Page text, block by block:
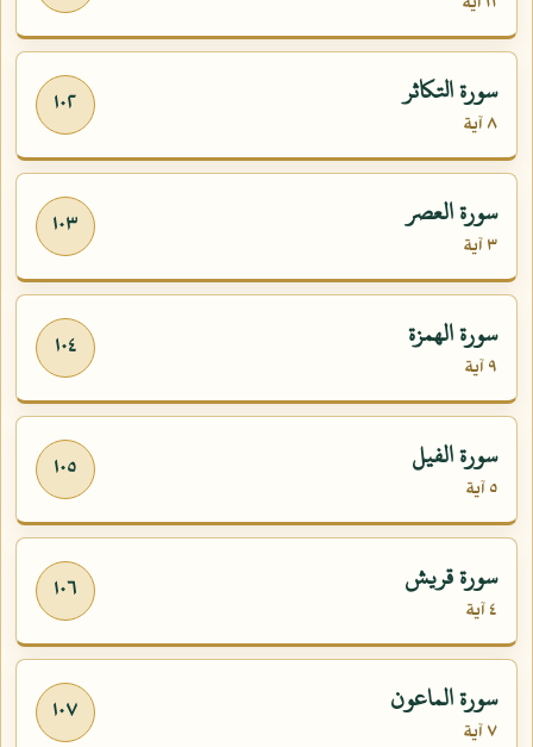
١٠٢ سورة التكاثر
٨ آية
١٠٣ سورة العصر
٣ آية
١٠٤ سورة الهمزة
٩ آية
١٠٥ سورة الفيل
٥ آية
١٠٦ سورة قريش
٤ آية
١٠٧ سورة الماعون
٧ آية